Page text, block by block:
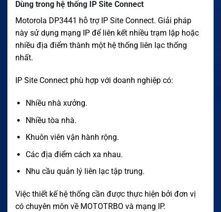
Dùng trong hệ thống IP Site Connect
Motorola DP3441 hỗ trợ IP Site Connect. Giải pháp
này sử dụng mạng IP để liên kết nhiều trạm lặp hoặc
nhiều địa điểm thành một hệ thống liên lạc thống
nhất.
IP Site Connect phù hợp với doanh nghiệp có:
Nhiều nhà xưởng.
Nhiều tòa nhà.
Khuôn viên vận hành rộng.
Các địa điểm cách xa nhau.
Nhu cầu quản lý liên lạc tập trung.
Việc thiết kế hệ thống cần được thực hiện bởi đơn vị
có chuyên môn về MOTOTRBO và mạng IP.